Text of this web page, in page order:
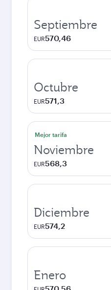
Septiembre
EUR570,46
Octubre
EUR571,3
Mejor tarifa
Noviembre
EUR568,3
Diciembre
EUR574,2
Enero